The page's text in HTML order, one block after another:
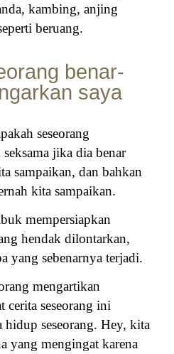
kambing, anjing
beruang.
benar-
saya
seseorang
jika dia benar
sampaikan, dan bahkan
kita sampaikan.
mempersiapkan
hendak dilontarkan,
yang sebenarnya terjadi.
mengartikan
cerita seseorang ini
hidup seseorang. Hey, kita
yang mengingat karena